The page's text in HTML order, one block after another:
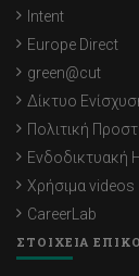
Intent
Europe Direct
green@cut
Δίκτυο
Πολιτική
Ενδοδικτυακή
Χρήσιμα videos
CareerLab
ΣΤΟΙΧΕΙΑ